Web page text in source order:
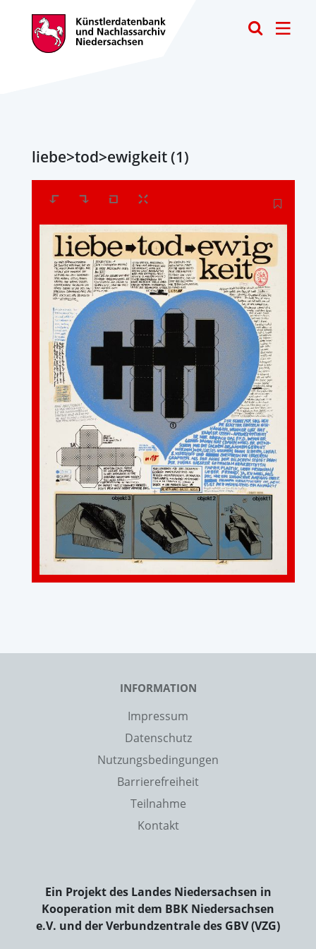
liebe>tod>ewigkeit (1)
INFORMATION
Impressum
Datenschutz
Nutzungsbedingungen
Barrierefreiheit
Teilnahme
Kontakt
Ein Projekt des Landes Niedersachsen in
Kooperation mit dem BBK Niedersachsen
e.V. und der Verbundzentrale des GBV (VZG)